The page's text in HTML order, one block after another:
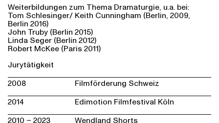
Weiterbildungen zum Thema Dramaturgie, u.a. bei:
Tom Schlesinger/ Keith Cunningham (Berlin, 2009,
Berlin 2016)
John Truby (Berlin 2015)
Linda Seger (Berlin 2012)
Robert McKee (Paris 2011)
Jurytätigkeit
2008 Filmförderung Schweiz
2014 Edimotion Filmfestival Köln
2010 – 2023 Wendland Shorts